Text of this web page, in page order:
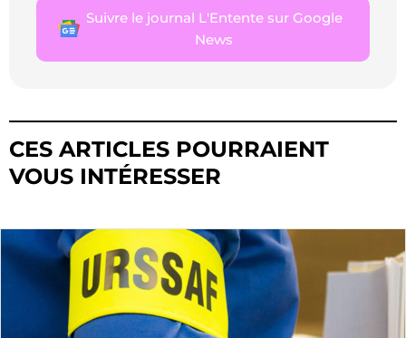
Suivre le journal L'Entente sur Google
News
CES ARTICLES POURRAIENT
VOUS INTÉRESSER